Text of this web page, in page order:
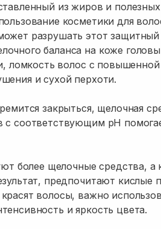
из жиров и
косметики для
разрушать этот
баланса на коже
ломкость волос с повышенной
и сухой перхоти.
закрыться, щелочная
с соответствующим pH
более щелочные средства, а
предпочитают кислые
волосы, важно
и яркость цвета.